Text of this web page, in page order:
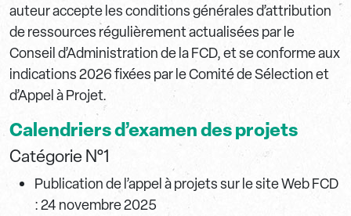
auteur accepte les conditions générales d’attribution
de ressources régulièrement actualisées par le
Conseil d’Administration de la FCD, et se conforme aux
indications 2026 fixées par le Comité de Sélection et
d’Appel à Projet.
Calendriers d’examen des projets
Catégorie N°1
Publication de l’appel à projets sur le site Web FCD
: 24 novembre 2025